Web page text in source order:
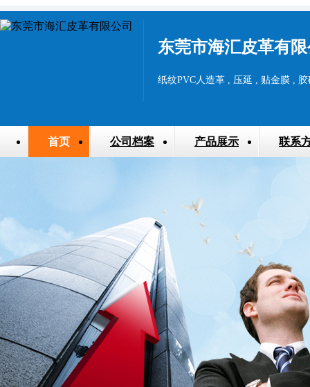
东莞市海汇皮革有
纸纹PVC人造革 , 压延 , 贴金膜 ,
首页 公司档案 产品展示 联系